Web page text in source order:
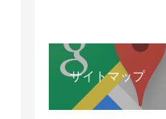
サイトマップ